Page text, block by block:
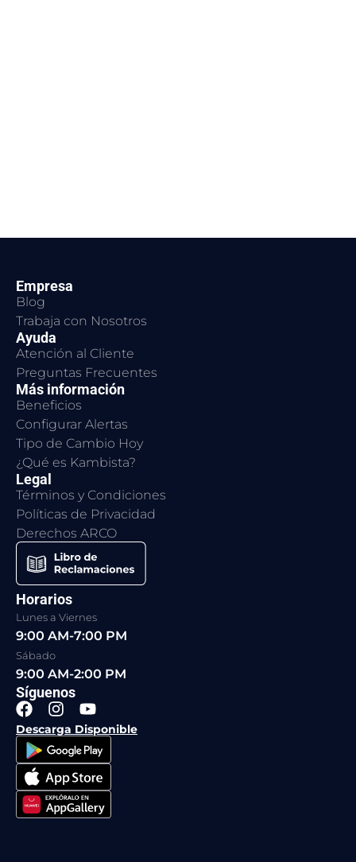
Empresa
Blog
Trabaja con Nosotros
Ayuda
Atención al Cliente
Preguntas Frecuentes
Más información
Beneficios
Configurar Alertas
Tipo de Cambio Hoy
¿Qué es Kambista?
Legal
Términos y Condiciones
Políticas de Privacidad
Derechos ARCO
Horarios
Lunes a Viernes
9:00 AM-7:00 PM
Sábado
9:00 AM-2:00 PM
Síguenos
F
a
c
e
b
o
o
k
I
n
s
t
a
g
r
a
Y
o
u
t
u
b
e
Descarga Disponible